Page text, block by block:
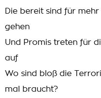
Die bereit sind für
gehen
Und Promis treten für
auf
Wo sind bloß die
mal braucht?